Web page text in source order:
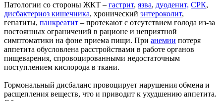
Патологии со стороны ЖКТ – гастрит, язва, дуоденит, СРК,
дисбактериоз кишечника, хронический энтероколит,
гепатиты, панкреатит – протекают с отсутствием голода из-за
постоянных ограничений в рационе и неприятной
симптоматики на фоне приема пищи. При анемии потеря
аппетита обусловлена расстройствами в работе органов
пищеварения, спровоцированными недостаточным
поступлением кислорода в ткани.
Гормональный дисбаланс провоцирует нарушения обмена и
расщепления веществ, что и приводит к ухудшению аппетита.